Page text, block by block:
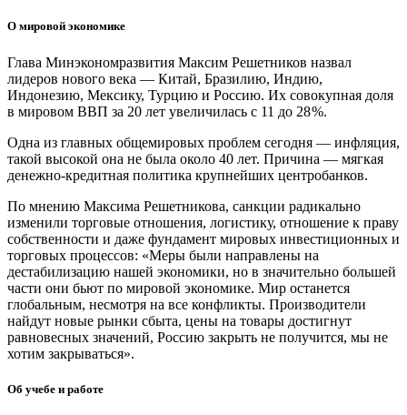
О мировой экономике
Глава Минэкономразвития Максим Решетников назвал
лидеров нового века — ​Китай, Бразилию, Индию,
Индонезию, Мексику, Турцию и Россию. Их совокупная доля
в мировом ВВП за 20 лет увеличилась с 11 до 28 %.
Одна из главных общемировых проблем сегодня — ​инфляция,
такой высокой она не была около 40 лет. Причина — ​мягкая
денежно-кредитная политика крупнейших центробанков.
По мнению Максима Решетникова, санкции радикально
изменили торговые отношения, логистику, отношение к праву
собственности и даже фундамент мировых инвестиционных и
торговых процессов: «Меры были направлены на
дестабилизацию нашей экономики, но в значительно большей
части они бьют по мировой экономике. Мир останется
глобальным, несмотря на все конфликты. Производители
найдут новые рынки сбыта, цены на товары достигнут
равновесных значений, Россию закрыть не получится, мы не
хотим закрываться».
Об учебе и работе